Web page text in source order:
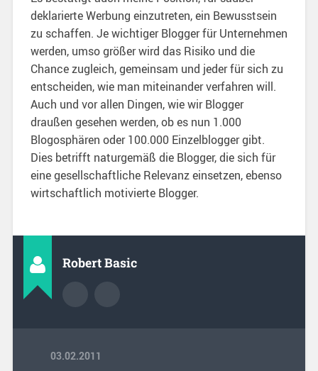
deklarierte Werbung einzutreten, ein Bewusstsein
zu schaffen. Je wichtiger Blogger für Unternehmen
werden, umso größer wird das Risiko und die
Chance zugleich, gemeinsam und jeder für sich zu
entscheiden, wie man miteinander verfahren will.
Auch und vor allen Dingen, wie wir Blogger
draußen gesehen werden, ob es nun 1.000
Blogosphären oder 100.000 Einzelblogger gibt.
Dies betrifft naturgemäß die Blogger, die sich für
eine gesellschaftliche Relevanz einsetzen, ebenso
wirtschaftlich motivierte Blogger.
Robert Basic
03.02.2011